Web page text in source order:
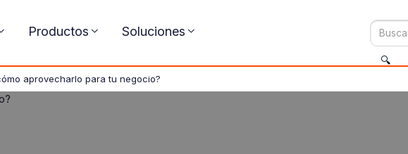
Productos Soluciones
aprovecharlo para tu negocio?